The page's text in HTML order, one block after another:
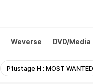
Weverse DVD/Media
P1ustage H : MOST WANTED